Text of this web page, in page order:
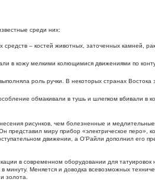
среди них:
– костей животных, заточенных камней,
в кожу мелкими колющимися движениями по
роль ручки. В некоторых странах Востока
обмакивали в тушь и шлепком вбивали в
рисунков, чем болезненные и
представил миру прибор «электрическое перо»,
движении, а О'Райли дополнил его
в современном оборудовании для татуировок
минуту. Меняется и доводка всевозможных
золота.